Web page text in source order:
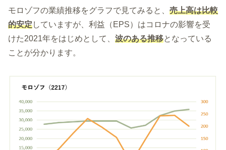
モロゾフの業績推移をグラフで見てみると、 売上高は比較
的安定していますが、利益（EPS）はコロナの影響を受
けた2021年をはじめとして、 波のある推移となっている
ことが分かります。